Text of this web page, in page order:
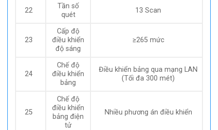
22
Tần số
quét
13 Scan
23
Cấp độ
điều khiển
độ sáng
≥265 mức
24
Chế độ
điều khiển
bảng
Điều khiển bảng qua mạng LAN
(Tối đa 300 mét)
25
Chế độ
điều khiển
bảng điện
tử
Nhiều phương án điều khiển